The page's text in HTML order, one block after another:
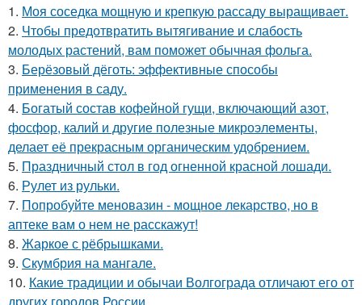
1. Моя соседка мощную и крепкую рассаду выращивает.
2. Чтобы предотвратить вытягивание и слабость
молодых растений, вам поможет обычная фольга.
3. Берёзовый дёготь: эффективные способы
применения в саду.
4. Богатый состав кофейной гущи, включающий азот,
фосфор, калий и другие полезные микроэлементы,
делает её прекрасным органическим удобрением.
5. Праздничный стол в год огненной красной лошади.
6. Рулет из рульки.
7. Попробуйте меновазин - мощное лекарство, но в
аптеке вам о нем не расскажут!
8. Жаркое с рёбрышками.
9. Скумбрия на мангале.
10. Какие традиции и обычаи Волгограда отличают его от
других городов России